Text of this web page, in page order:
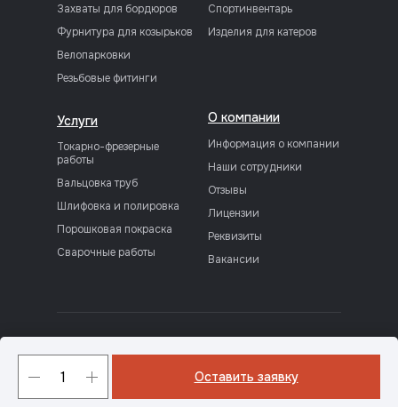
Оставить заявку
Разработка сайта
О компании
Информация о компании
Наши сотрудники
Отзывы
Захваты для бордюров
Лицензии
Фурнитура для козырьков
Реквизиты
Велопарковки
Резьбовые фитинги
Спортинвентарь
Изделия для катеров
Услуги
Токарно-фрезерные
работы
Вальцовка труб
Шлифовка и полировка
Порошковая покраска
Сварочные работы
Вакансии